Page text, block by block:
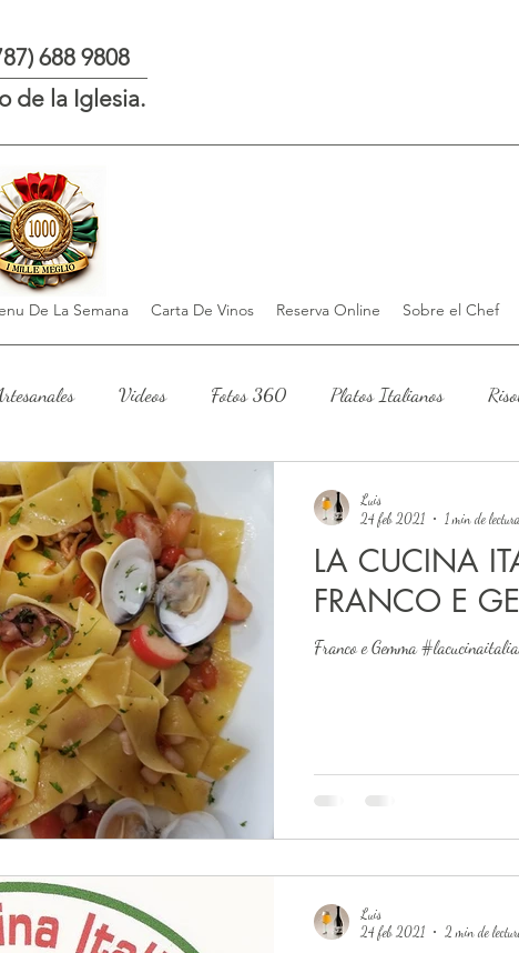
688 9808
de la Iglesia.
De La Semana Carta De Vinos Reserva Online Sobre el Chef
Videos Fotos 360 Platos Italianos
LA CUCINA
FRANCO E
Franco e Gemma
Luis
24 feb 2021
1 min de lectura
Luis
24 feb 2021
2 min de